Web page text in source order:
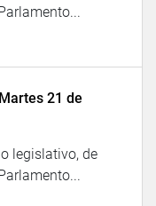
21 de
legislativo, de